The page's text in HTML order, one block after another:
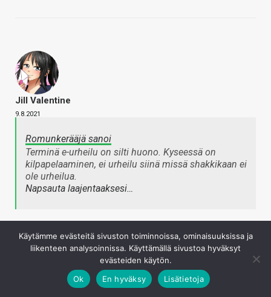
Jill Valentine
9.8.2021
Romunkerääjä sanoi
Terminä e-urheilu on silti huono. Kyseessä on
kilpapelaaminen, ei urheilu siinä missä shakkikaan ei
ole urheilua.
Napsauta laajentaaksesi…
se esportsi lasketaan urheiluksi nykyään.
Kirjaudu sisään vastataksesi
Käytämme evästeitä sivuston toiminnoissa, ominaisuuksissa ja
liikenteen analysoinnissa. Käyttämällä sivustoa hyväksyt
evästeiden käytön.
Ok
En hyväksy Lisätietoja